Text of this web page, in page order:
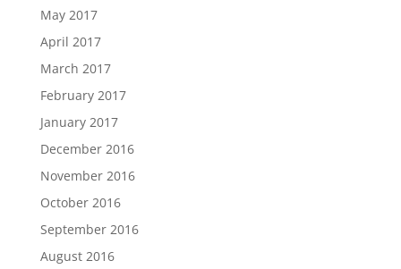
May 2017
April 2017
March 2017
February 2017
January 2017
December 2016
November 2016
October 2016
September 2016
August 2016